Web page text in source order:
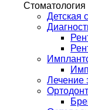
Стоматология
Детская
Лечение